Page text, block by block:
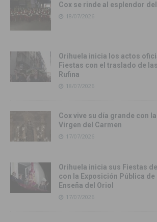
Cox se rinde al esplendor
18/07/2026
Orihuela inicia los actos
Fiestas con el traslado de
Rufina
18/07/2026
Cox vive su día grande con
Virgen del Carmen
17/07/2026
Orihuela inicia sus Fiestas
con la Exposición Pública
Enseña del Oriol
17/07/2026